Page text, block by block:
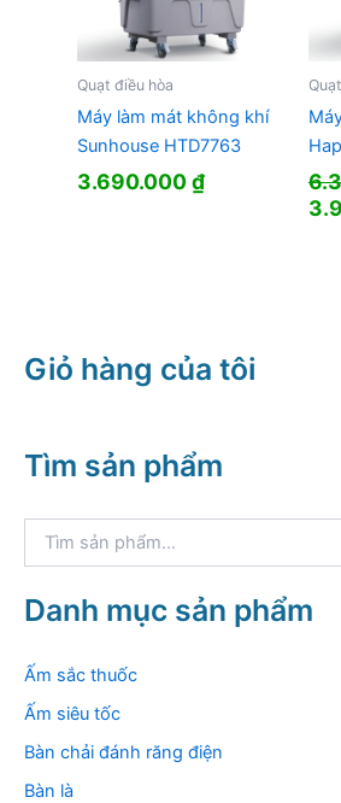
Quạt điều hòa
Máy làm mát không khí
Sunhouse HTD7763
3.690.000₫
Giá
Giỏ hàng của tôi
Tìm sản phẩm
k
i
m
Danh mục sản phẩm
Ấm sắc thuốc
Ấm siêu tốc
Bàn chải đánh răng điện
Bàn là